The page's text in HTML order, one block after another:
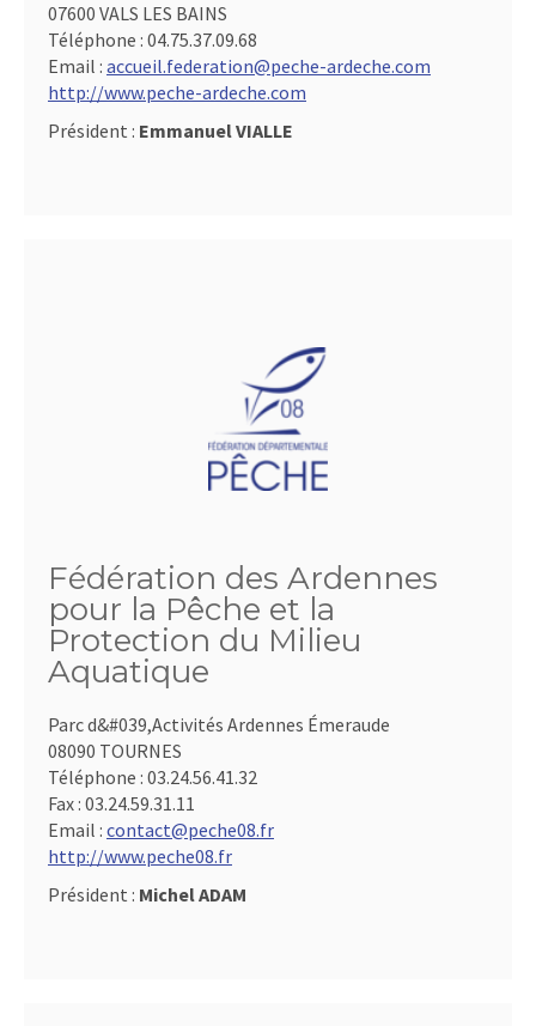
07600 VALS LES BAINS
Téléphone : 04.75.37.09.68
Email : accueil.federation@peche-ardeche.com
http://www.peche-ardeche.com
Président : Emmanuel VIALLE
Fédération des Ardennes
pour la Pêche et la
Protection du Milieu
Aquatique
Parc d&#039,Activités Ardennes Émeraude
08090 TOURNES
Téléphone : 03.24.56.41.32
Fax : 03.24.59.31.11
Email : contact@peche08.fr
http://www.peche08.fr
Président : Michel ADAM